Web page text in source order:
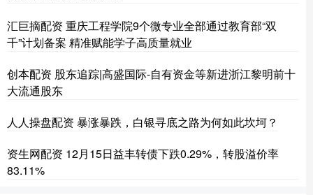
汇巨摘配资 重庆工程学院9个微专业全部通过教育部“双
千”计划备案 精准赋能学子高质量就业
创本配资 股东追踪|高盛国际-自有资金等新进浙江黎明前十
大流通股东
人人操盘配资 暴涨暴跌，白银寻底之路为何如此坎坷？
资生网配资 12月15日益丰转债下跌0.29%，转股溢价率
83.11%